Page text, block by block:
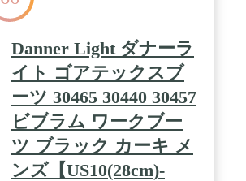
Danner Light ダナーラ
イト ゴアテックスブ
ーツ 30465 30440 30457
ビブラム ワークブー
ツ ブラック カーキ メ
ンズ【US10(28cm)-